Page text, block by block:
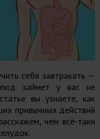
себя завтракать —
займет у вас не
вы узнаете, как
привычных действий
чем всё-таки